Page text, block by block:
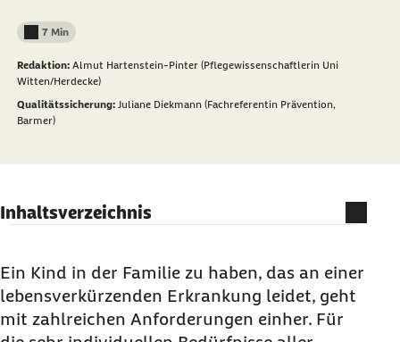
Lesedauer weniger als
7 Min
Redaktion: Almut Hartenstein-Pinter (Pflegewissenschaftlerin Uni
Witten/Herdecke)
Qualitätssicherung: Juliane Diekmann (Fachreferentin Prävention,
Barmer)
Inhaltsverzeichnis
Wie viele Kinder und Jugendliche sind in
Deutschland angewiesen auf Palliativpflege?
Welche ambulanten Einrichtungen der
Ein Kind in der Familie zu haben, das an einer
lebensverkürzenden Erkrankung leidet, geht
mit zahlreichen Anforderungen einher. Für